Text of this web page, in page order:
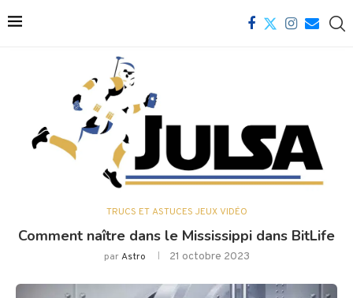
TRUCS ET ASTUCES JEUX VIDÉO
Comment naître dans le Mississippi dans BitLife
parAstro 21 octobre 2023